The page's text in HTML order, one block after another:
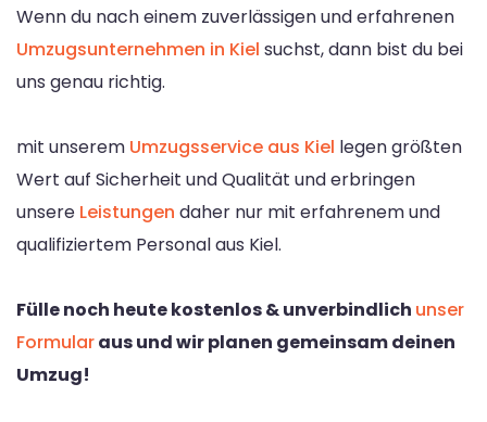
Wenn du nach einem zuverlässigen und erfahrenen
Umzugsunternehmen in Kiel suchst, dann bist du bei
uns genau richtig.
mit unserem Umzugsservice aus Kiel legen größten
Wert auf Sicherheit und Qualität und erbringen
unsere Leistungen daher nur mit erfahrenem und
qualifiziertem Personal aus Kiel.
Fülle noch heute kostenlos & unverbindlich unser
Formularaus und wir planen gemeinsam deinen
Umzug!